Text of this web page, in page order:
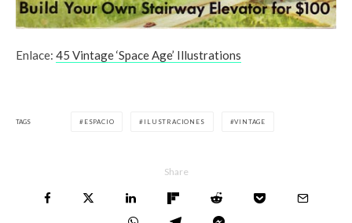
Enlace: 45 Vintage ‘Space Age’ Illustrations
TAGS ESPACIO ILUSTRACIONES VINTAGE
Share